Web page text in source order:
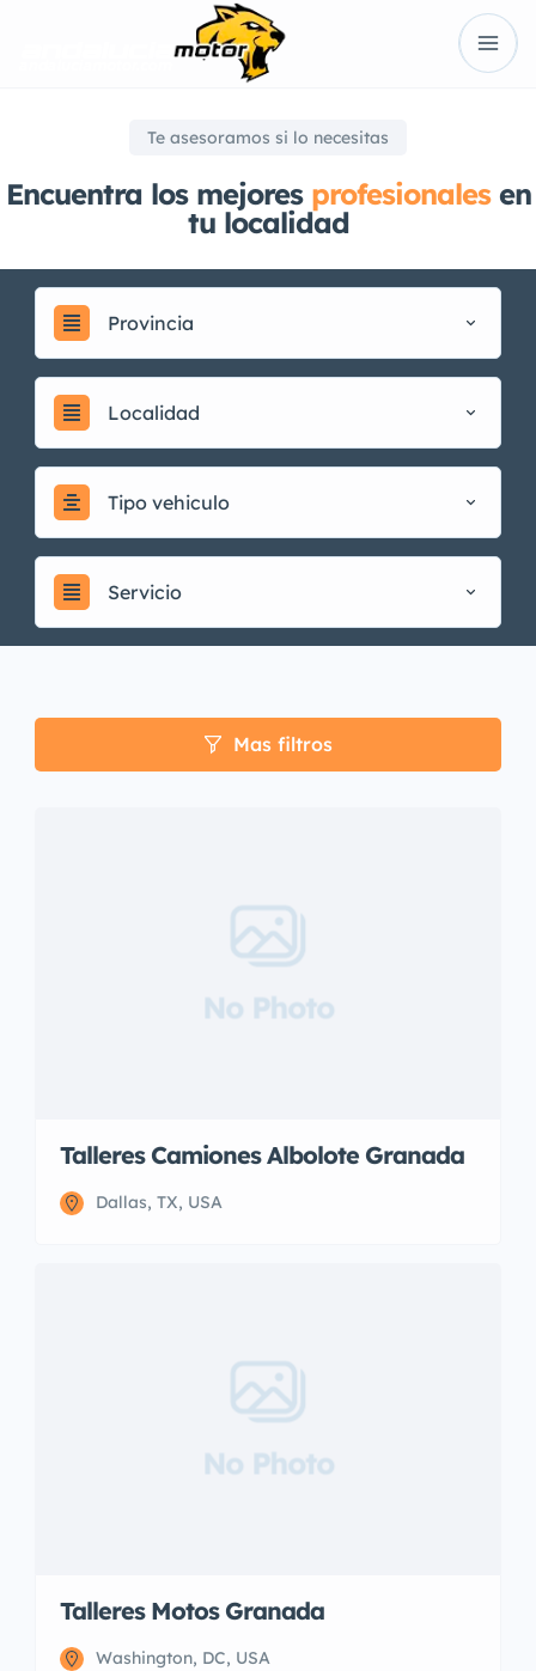
Te asesoramos si lo necesitas
Encuentra los mejoresprofesionalesen
tu localidad
Provincia
Localidad
Tipo vehiculo
Servicio
Mas filtros
No Photo
Talleres Camiones Albolote Granada
Dallas, TX, USA
No Photo
Talleres Motos Granada
Washington, DC, USA